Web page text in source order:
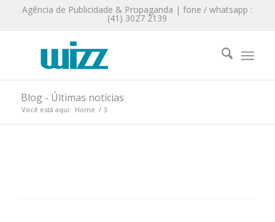
Agência de Publicidade & Propaganda | fone / whatsapp :
(41) 3027 2139
Blog - Últimas notícias
Você está aqui: Home / 3